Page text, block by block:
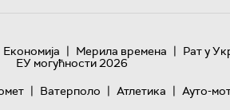
Економија | Мерила времена | Рат у
ЕУ могућности 2026
| Ватерполо | Атлетика | Ауто-